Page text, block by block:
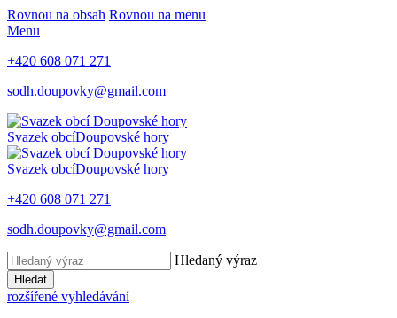
Rovnou na obsah Rovnou na menu
Menu
+420 608 071 271
sodh.doupovky@gmail.com
Svazek obcíDoupovské hory
Svazek obcíDoupovské hory
+420 608 071 271
sodh.doupovky@gmail.com
Hledaný výraz
Hledat
rozšířené vyhledávání